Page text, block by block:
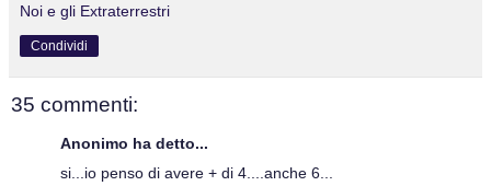
Noi e gli Extraterrestri
Condividi
35 commenti:
Anonimo ha detto...
si...io penso di avere + di 4....anche 6...